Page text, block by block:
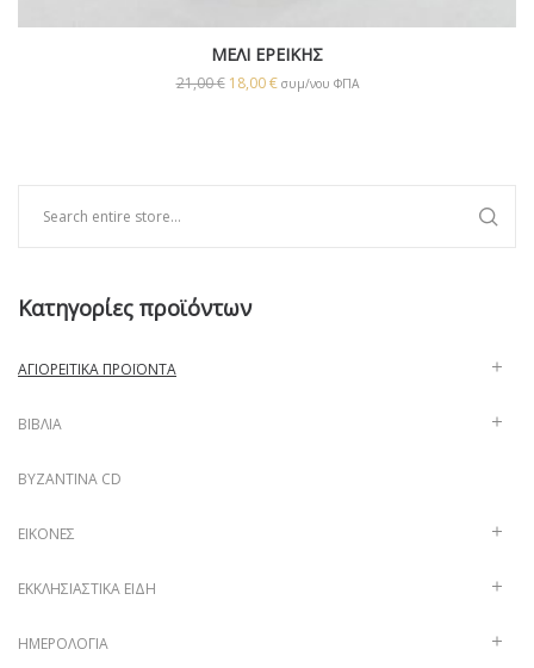
ΜΕΛΙ ΕΡΕΙΚΗΣ
21,00€ 18,00€ συμ/νου ΦΠΑ
Κατηγορίες προϊόντων
ΑΓΙΟΡΕΊΤΙΚΑ ΠΡΟΪΌΝΤΑ
ΒΙΒΛΊΑ
ΒΥΖΑΝΤΙΝΑ CD
ΕΙΚΌΝΕΣ
ΕΚΚΛΗΣΙΑΣΤΙΚΆ ΕΊΔΗ
ΗΜΕΡΟΛΌΓΙΑ